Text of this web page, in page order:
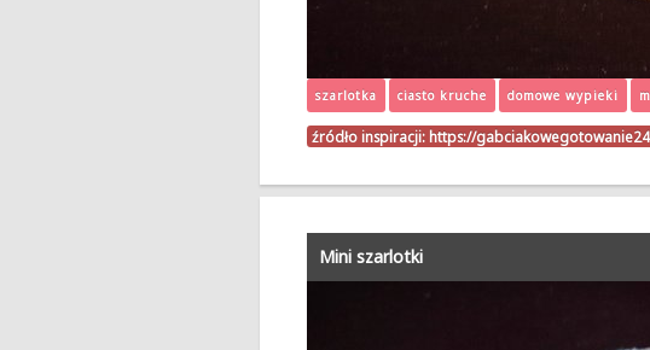
szarlotka ciasto kruche domowe wypieki
źródło inspiracji: https://
Mini szarlotki